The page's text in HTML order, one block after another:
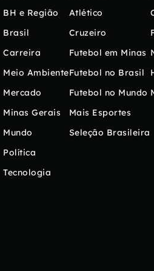
BH e Região
Brasil
Carreira
Meio Ambiente
Mercado
Minas Gerais
Mundo
Política
Tecnologia
Atlético
Cruzeiro
Futebol em Minas
Futebol no Brasil
Futebol no Mundo
Mais Esportes
Seleção Brasileira